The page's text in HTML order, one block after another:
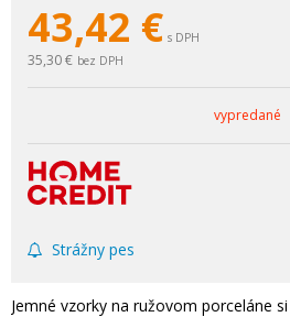
43,42 € s DPH
35,30 € bez DPH
vypredané
Strážny pes
Jemné vzorky na ružovom porceláne